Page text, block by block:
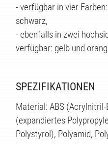
- verfügbar in vier
schwarz,
- ebenfalls in zwei
verfügbar: gelb und
SPEZIFIKATIONEN
Material: ABS
(expandiertes
Polystyrol), Polyamid,